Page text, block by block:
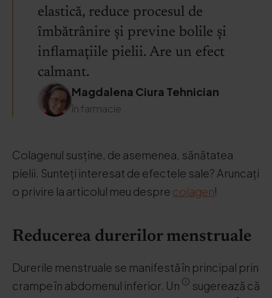
elastică, reduce procesul de
îmbătrânire și previne bolile și
inflamațiile pielii. Are un efect
calmant.
Magdalena Ciura Tehnician
în farmacie
Colagenul susține, de asemenea, sănătatea
pielii. Sunteți interesat de efectele sale? Aruncați
o privire la articolul meu despre colagen!
Reducerea durerilor menstruale
Durerile menstruale se manifestă în principal prin
crampe în abdomenul inferior. Un
sugerează că